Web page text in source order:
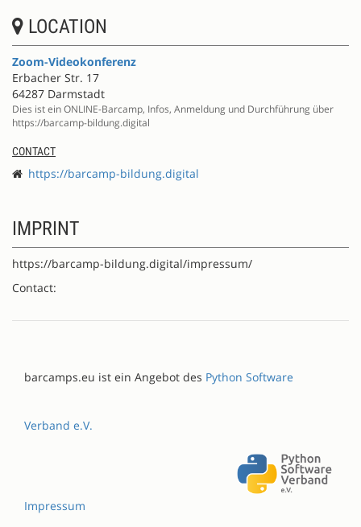
LOCATION
Zoom-Videokonferenz
Erbacher Str. 17
64287 Darmstadt
Dies ist ein ONLINE-Barcamp, Infos, Anmeldung und Durchführung über
https://barcamp-bildung.digital
CONTACT
https://barcamp-bildung.digital
IMPRINT
https://barcamp-bildung.digital/impressum/
Contact:
barcamps.eu ist ein Angebot des Python Software
Verband e.V.
Impressum